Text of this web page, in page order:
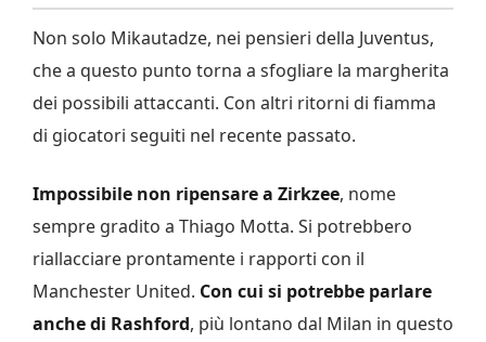
Non solo Mikautadze, nei pensieri della Juventus,
che a questo punto torna a sfogliare la margherita
dei possibili attaccanti. Con altri ritorni di fiamma
di giocatori seguiti nel recente passato.
Impossibile non ripensare a Zirkzee, nome
sempre gradito a Thiago Motta. Si potrebbero
riallacciare prontamente i rapporti con il
Manchester United. Con cui si potrebbe parlare
anche di Rashford, più lontano dal Milan in questo